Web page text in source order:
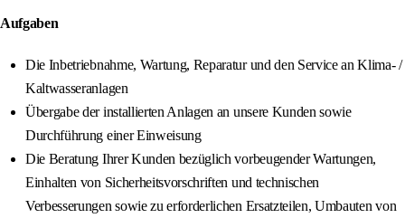
Aufgaben
Die Inbetriebnahme, Wartung, Reparatur und den Service an Klima- /
Kaltwasseranlagen
Übergabe der installierten Anlagen an unsere Kunden sowie
Durchführung einer Einweisung
Die Beratung Ihrer Kunden bezüglich vorbeugender Wartungen,
Einhalten von Sicherheitsvorschriften und technischen
Verbesserungen sowie zu erforderlichen Ersatzteilen, Umbauten von